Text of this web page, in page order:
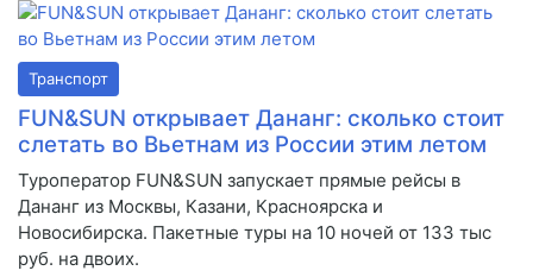
Транспорт
FUN&SUN открывает Дананг: сколько стоит
слетать во Вьетнам из России этим летом
Туроператор FUN&SUN запускает прямые рейсы в
Дананг из Москвы, Казани, Красноярска и
Новосибирска. Пакетные туры на 10 ночей от 133 тыс
руб. на двоих.